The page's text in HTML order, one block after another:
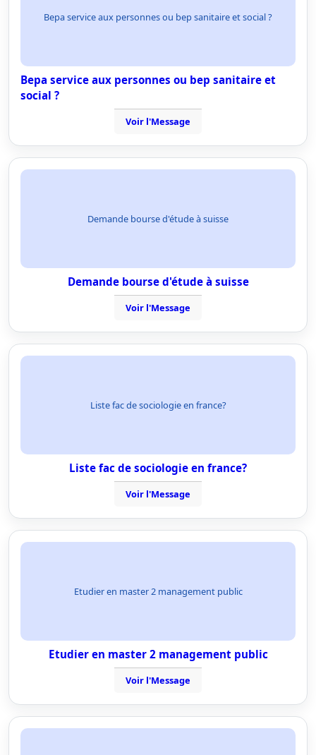
Bepa service aux personnes ou bep sanitaire et social ?
Bepa service aux personnes ou bep sanitaire et
social ?
Voir l'Message
Demande bourse d'étude à suisse
Demande bourse d'étude à suisse
Voir l'Message
Liste fac de sociologie en france?
Liste fac de sociologie en france?
Voir l'Message
Etudier en master 2 management public
Etudier en master 2 management public
Voir l'Message